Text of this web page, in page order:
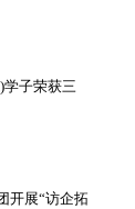
子荣获三
开展“访企拓